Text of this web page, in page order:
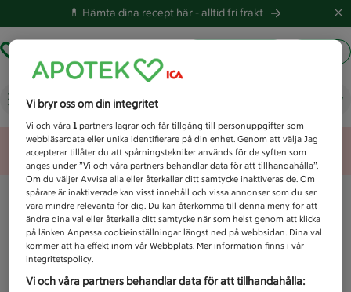
💊 Hämta dina recept här -alltid fri frakt
Vad letar du efter idag?
Unknown error
Vi bryr oss om din integritet
Vi och våra1 partners lagrar och får tillgång till personuppgifter som
webbläsardata eller unika identifierare på din enhet. Genom att välja Jag
accepterar tillåter du att spårningstekniker används för de syften som
anges under ”Vi och våra partners behandlar data för att tillhandahålla”.
Om du väljer Avvisa alla eller återkallar ditt samtycke inaktiveras de. Om
spårare är inaktiverade kan visst innehåll och vissa annonser som du ser
vara mindre relevanta för dig. Du kan återkomma till denna meny för att
ändra dina val eller återkalla ditt samtycke när som helst genom att klicka
på länken Anpassa cookieinställningar längst ned på webbsidan. Dina val
kommer att ha effekt inom vår Webbplats. Mer information finns i vår
integritetspolicy.
Vi och våra partners behandlar data för att tillhandahålla: